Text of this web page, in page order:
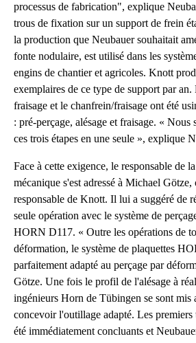
processus de fabrication", explique
trous de fixation sur un support de frein
la production que Neubauer souhaitait
fonte nodulaire, est utilisé dans les
engins de chantier et agricoles. Knott
exemplaires de ce type de support par an.
fraisage et le chanfrein/fraisage ont été
: pré-perçage, alésage et fraisage. «
ces trois étapes en une seule », explique
Face à cette exigence, le responsable de
mécanique s'est adressé à Michael
responsable de Knott. Il lui a suggéré de
seule opération avec le système de
HORN D117. « Outre les opérations de
déformation, le système de plaquettes
parfaitement adapté au perçage par
Götze. Une fois le profil de l'alésage à
ingénieurs Horn de Tübingen se sont mis
concevoir l'outillage adapté. Les
été immédiatement concluants et